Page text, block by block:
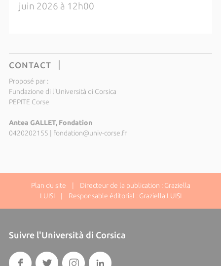
juin 2026 à 12h00
CONTACT
Proposé par :
Fundazione di l'Università di Corsica
PEPITE Corse
Antea GALLET, Fondation
0420202155 | fondation@univ-corse.fr
Plan du site | Directeur de la publication : Graziella
LUISI | Responsable éditorial : Graziella LUISI
Suivre l'Università di Corsica